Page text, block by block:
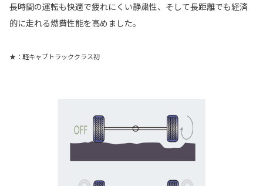
長時間の運転も快適で疲れにくい静粛性、そして長距離でも経済
的に走れる燃費性能を高めました。
★：軽キャブトラッククラス初